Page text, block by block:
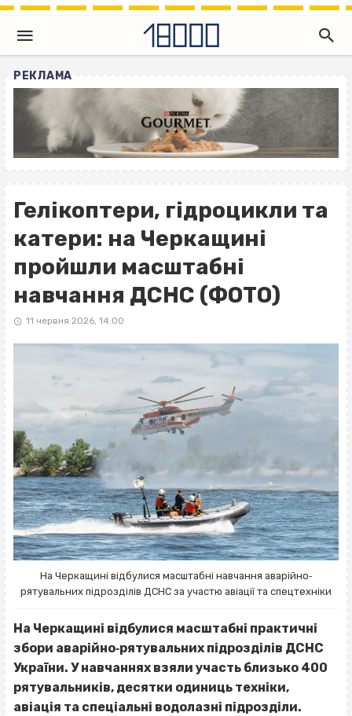
РЕКЛАМА
Гелікоптери, гідроцикли та
катери: на Черкащині
пройшли масштабні
навчання ДСНС (ФОТО)
11 червня 2026, 14:00
На Черкащині відбулися масштабні навчання аварійно‐
рятувальних підрозділів ДСНС за участю авіації та спецтехніки
На Черкащині відбулися масштабні практичні
збори аварійно‐рятувальних підрозділів ДСНС
України. У навчаннях взяли участь близько 400
рятувальників, десятки одиниць техніки,
авіація та спеціальні водолазні підрозділи.